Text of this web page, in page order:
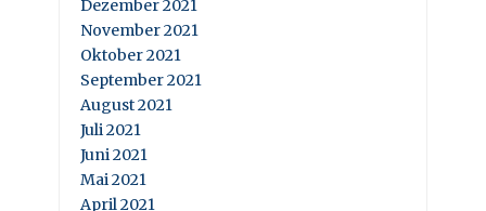
Dezember 2021
November 2021
Oktober 2021
September 2021
August 2021
Juli 2021
Juni 2021
Mai 2021
April 2021